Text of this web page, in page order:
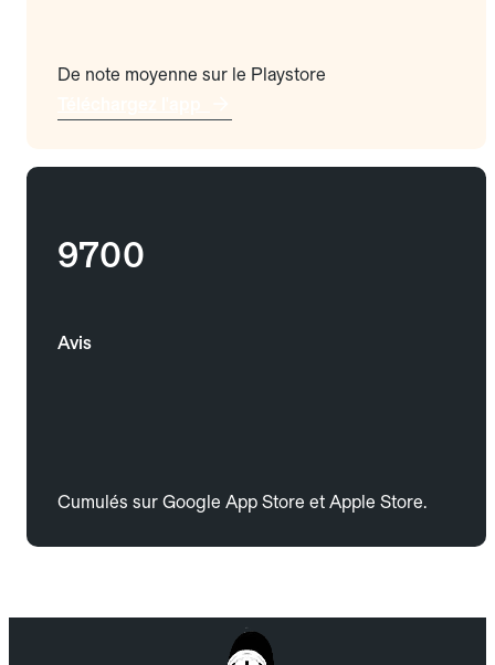
De note moyenne sur le Playstore
9700
Avis
Cumulés sur Google App Store et Apple Store.